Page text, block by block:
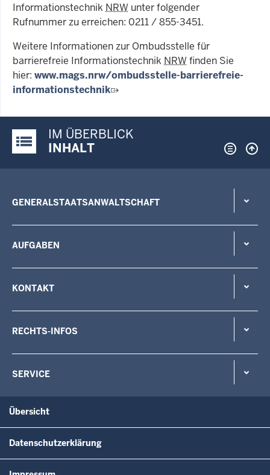
Informationstechnik NRW unter folgender
Rufnummer zu erreichen: 0211 / 855-3451.
Weitere Informationen zur Ombudsstelle für
barrierefreie Informationstechnik NRWfinden Sie
hier: www.mags.nrw/ombudsstelle-barrierefreie-
informationstechnik
Justiz-Portal im Überblick:
IM ÜBERBLICK
INHALT
GENERALSTAATSANWALTSCHAFT
AUFGABEN
KONTAKT
RECHTS-INFOS
SERVICE
Übersicht
Datenschutzerklärung